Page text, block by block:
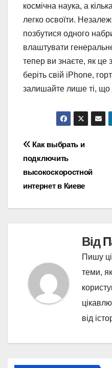
космічна наука, а
легко освоїти.
позбутися одного
влаштувати
тепер ви знаєте, як
беріть свій iPhone,
залишайте лише ті, що
Навігація
записів
Как выбрать и
подключить
высокоскоростной
интернет в Киеве
Від
Пишу
теми,
від